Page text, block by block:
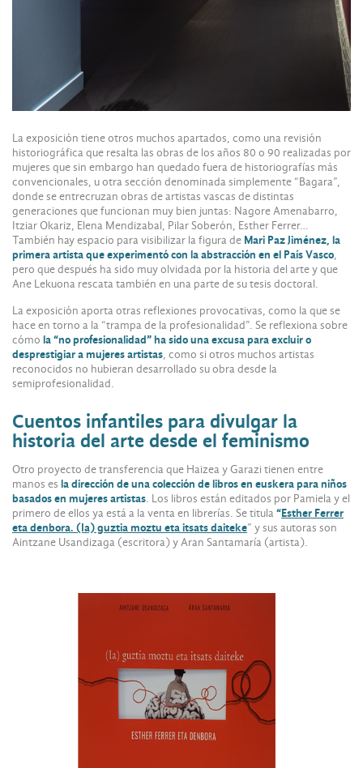
La exposición tiene otros muchos apartados, como una revisión
historiográfica que resalta las obras de los años 80 o 90 realizadas por
mujeres que sin embargo han quedado fuera de historiografías más
convencionales, u otra sección denominada simplemente “Bagara”,
donde se entrecruzan obras de artistas vascas de distintas
generaciones que funcionan muy bien juntas: Nagore Amenabarro,
Itziar Okariz, Elena Mendizabal, Pilar Soberón, Esther Ferrer…
También hay espacio para visibilizar la figura de Mari Paz Jiménez, la
primera artista que experimentó con la abstracción en el País Vasco,
pero que después ha sido muy olvidada por la historia del arte y que
Ane Lekuona rescata también en una parte de su tesis doctoral.
La exposición aporta otras reflexiones provocativas, como la que se
hace en torno a la “trampa de la profesionalidad”. Se reflexiona sobre
cómo la “no profesionalidad” ha sido una excusa para excluir o
desprestigiar a mujeres artistas, como si otros muchos artistas
reconocidos no hubieran desarrollado su obra desde la
semiprofesionalidad.
Cuentos infantiles para divulgar la
historia del arte desde el feminismo
Otro proyecto de transferencia que Haizea y Garazi tienen entre
manos es la dirección de una colección de libros en euskera para niños
basados en mujeres artistas. Los libros están editados por Pamiela y el
primero de ellos ya está a la venta en librerías. Se titula“Esther Ferrer
eta denbora. (Ia) guztia moztu eta itsats daiteke” y sus autoras son
Aintzane Usandizaga (escritora) y Aran Santamaría (artista).